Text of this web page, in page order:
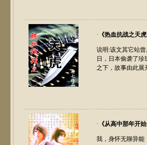
· 《热血抗战之天虎
说明:该文其它站
日，日本偷袭了
之下，故事由此
· 《从高中那年开
我，身怀无聊异